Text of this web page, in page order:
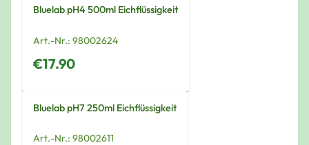
Bluelab pH4 500ml Eichflüssigkeit
Art.-Nr.: 98002624
€17.90
Bluelab pH7 250ml Eichflüssigkeit
Art.-Nr.: 98002611